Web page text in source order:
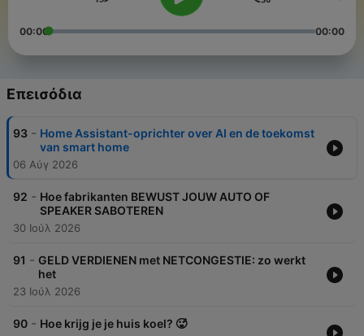
00:00 00:00
Επεισόδια
93 - Home Assistant-oprichter over AI en de toekomst
van smart home
06 Αύγ 2026
92 - Hoe fabrikanten BEWUST JOUW AUTO OF
SPEAKER SABOTEREN
30 Ιούλ 2026
91 - GELD VERDIENEN met NETCONGESTIE: zo werkt
het
23 Ιούλ 2026
90 - Hoe krijg je je huis koel? 🥵